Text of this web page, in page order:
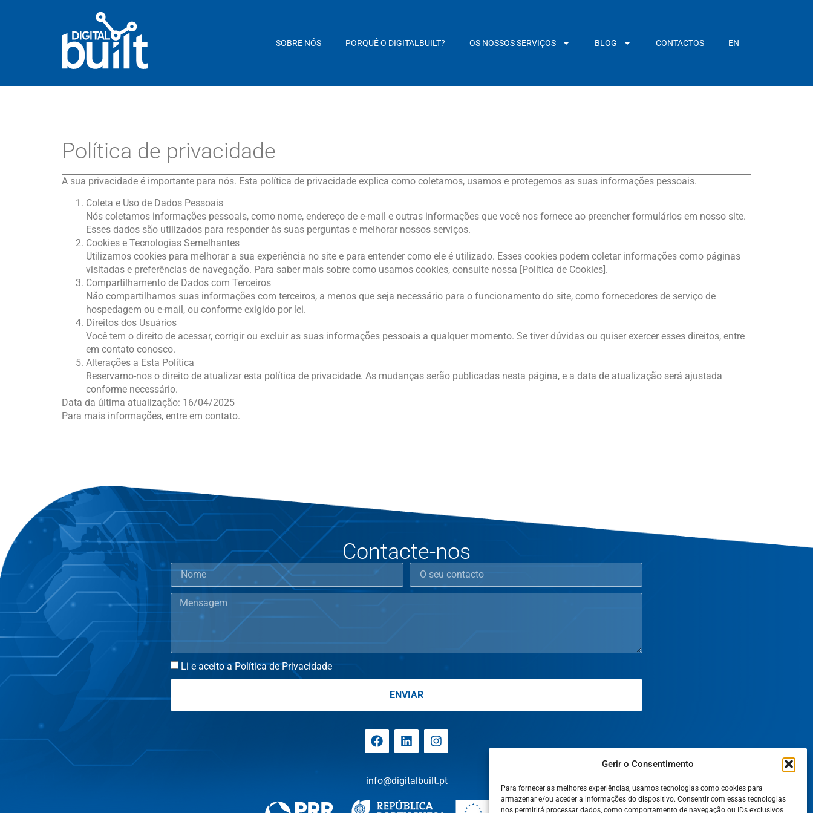
Gerir o Consentimento
Para fornecer as melhores experiências, usamos tecnologias como cookies para
armazenar e/ou aceder a informações do dispositivo. Consentir com essas tecnologias
nos permitirá processar dados, como comportamento de navegação ou IDs exclusivos
SOBRE NÓS PORQUÊ O DIGITALBUILT? OS NOSSOS SERVIÇOS BLOG CONTACTOS EN
Política de privacidade
A sua privacidade é importante para nós. Esta política de privacidade explica como coletamos, usamos e protegemos as suas informações pessoais.
Coleta e Uso de Dados Pessoais
Nós coletamos informações pessoais, como nome, endereço de e-mail e outras informações que você nos fornece ao preencher formulários em nosso site.
Esses dados são utilizados para responder às suas perguntas e melhorar nossos serviços.
Cookies e Tecnologias Semelhantes
Utilizamos cookies para melhorar a sua experiência no site e para entender como ele é utilizado. Esses cookies podem coletar informações como páginas
visitadas e preferências de navegação. Para saber mais sobre como usamos cookies, consulte nossa [Política de Cookies].
Compartilhamento de Dados com Terceiros
Não compartilhamos suas informações com terceiros, a menos que seja necessário para o funcionamento do site, como fornecedores de serviço de
hospedagem ou e-mail, ou conforme exigido por lei.
Direitos dos Usuários
Você tem o direito de acessar, corrigir ou excluir as suas informações pessoais a qualquer momento. Se tiver dúvidas ou quiser exercer esses direitos, entre
em contato conosco.
Alterações a Esta Política
Reservamo-nos o direito de atualizar esta política de privacidade. As mudanças serão publicadas nesta página, e a data de atualização será ajustada
conforme necessário.
Data da última atualização: 16/04/2025
Para mais informações, entre em contato.
Contacte-nos
Li e aceito a Política de Privacidade
ENVIAR
info@digitalbuilt.pt